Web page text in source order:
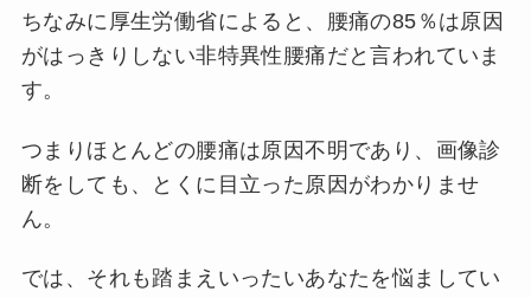
ちなみに厚生労働省によると、腰痛の85％は原因
がはっきりしない非特異性腰痛だと言われていま
す。
つまりほとんどの腰痛は原因不明であり、画像診
断をしても、とくに目立った原因がわかりませ
ん。
では、それも踏まえいったいあなたを悩ましてい